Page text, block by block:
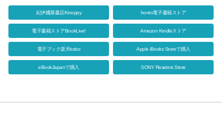
紀伊國屋書店Kinoppy honto電子書籍ストア
電子書籍ストアBookLive! Amazon Kindleストア
電子ブック楽天kobo Apple iBooks Storeで購入
eBookJapanで購入 SONY Readers Store